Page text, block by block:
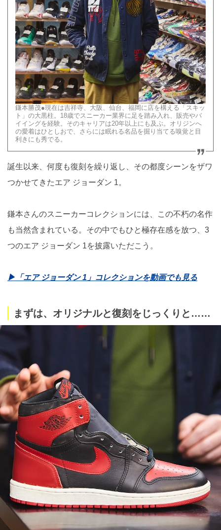
鎌本勝茂●現在は吉祥寺、大阪、仙台、福岡に店を構える「スキッ
ト」の大黒柱。18歳でスニーカー業界に足を踏み入れ、販売やバ
イイングを経験。そのキャリアは20年以上にも及ぶ。オリジンへ
の愛着はひとしおで、さらには眠れる名品を掘り当てる嗅覚と目
利きにも秀でる。
誕生以来、何度も復刻を繰り返し、その都度シーンをザワ
つかせてきたエア ジョーダン 1。
鎌本さんのスニーカーコレクションには、この不朽の名作
も当然含まれている。その中でもひと極存在感を放つ、3
つのエア ジョーダン 1を披露いただこう。
▶︎「エア ジョーダン 1」コレクションを動画でも見る
まずは、オリジナルと復刻をじっくりと……